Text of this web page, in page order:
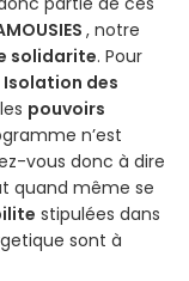
, notre
solidarite. Pour
des
pouvoirs
n’est
vous donc à dire
quand même se
stipulées dans
sont à